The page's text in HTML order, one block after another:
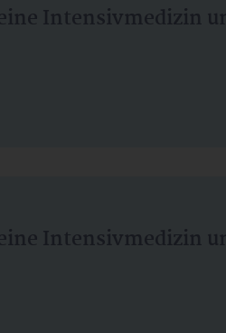
Intensivmedizin
Intensivmedizin